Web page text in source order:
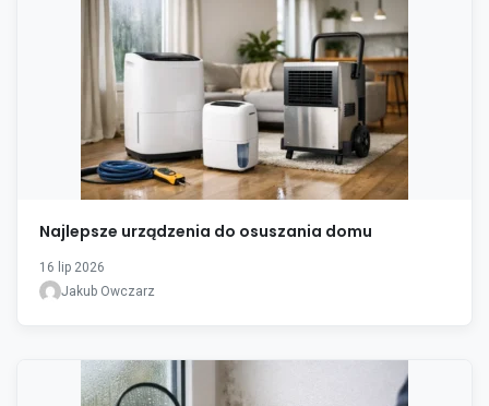
Najlepsze urządzenia do osuszania domu
16 lip 2026
Jakub Owczarz